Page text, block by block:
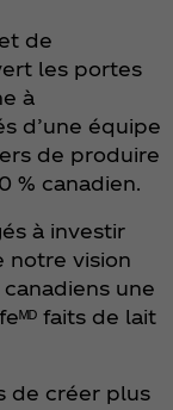
de
les portes
à
d’une équipe
de produire
% canadien.
à investir
notre vision
une
faits de lait
de créer plus